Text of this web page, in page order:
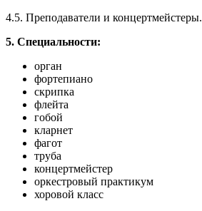
4.5. Преподаватели и концертмейстеры.
5. Специальности:
орган
фортепиано
скрипка
флейта
гобой
кларнет
фагот
труба
концертмейстер
оркестровый практикум
хоровой класс